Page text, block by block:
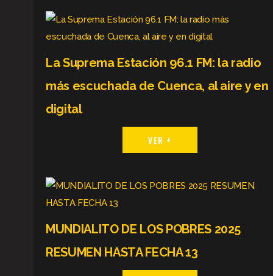
La Suprema Estación 96.1 FM: la radio
más escuchada de Cuenca, al aire y en
digital
VER +
MUNDIALITO DE LOS POBRES 2025
RESUMEN HASTA FECHA 13